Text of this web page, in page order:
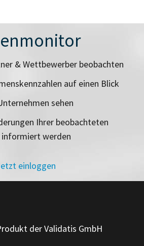
& Wettbewerber beobachten
auf einen Blick
sehen
Ihrer beobachteten
informiert werden
einloggen
der Validatis GmbH